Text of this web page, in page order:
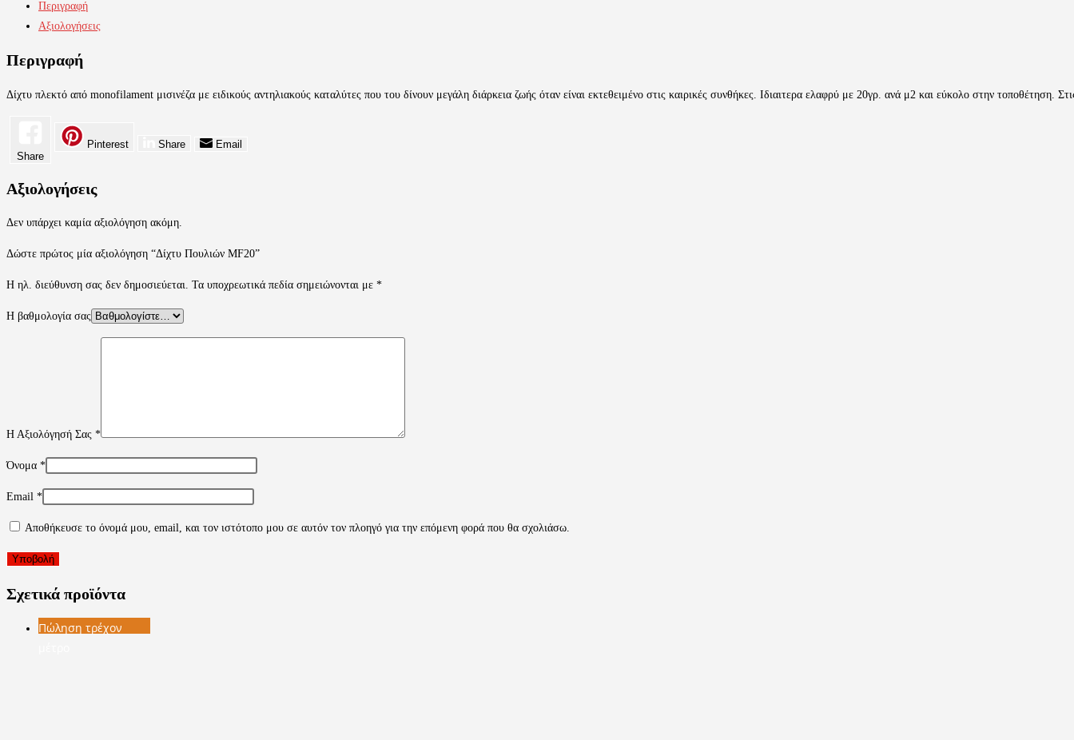
ποσότητα
Περιγραφή
Αξιολογήσεις
Περιγραφή
Δίχτυ πλεκτό από monofilament μισινέζα με ειδικούς αντηλιακούς καταλύτες που του δίνουν μεγάλη διάρκεια ζωής όταν είναι εκτεθειμένο στις καιρικές συνθήκες. Ιδιαιτερα ελαφρύ με 20γρ. ανά μ2 και εύκολο στην
Share
Pinterest Share Email
Αξιολογήσεις
Δεν υπάρχει καμία αξιολόγηση ακόμη.
Δώστε πρώτος μία αξιολόγηση “Δίχτυ Πουλιών MF20”
Η ηλ. διεύθυνση σας δεν δημοσιεύεται. Τα υποχρεωτικά πεδία σημειώνονται με *
Η βαθμολογία σας
Η Αξιολόγησή Σας *
Όνομα *
Email *
Αποθήκευσε το όνομά μου, email, και τον ιστότοπο μου σε αυτόν τον πλοηγό για την επόμενη φορά που θα σχολιάσω.
Σχετικά προϊόντα
Πώληση τρέχον